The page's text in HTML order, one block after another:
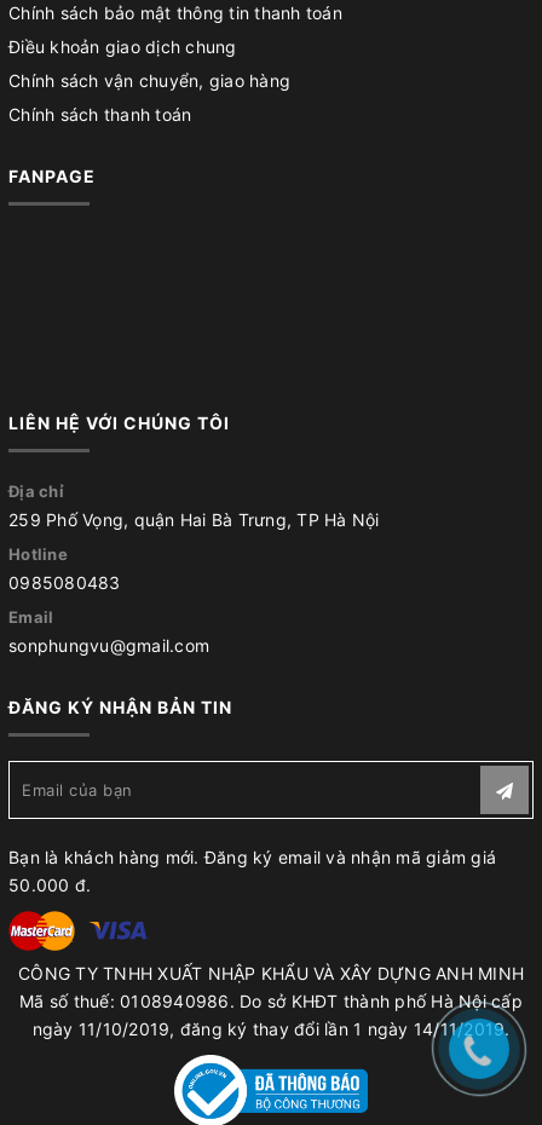
Chính sách bảo mật thông tin thanh toán
Điều khoản giao dịch chung
Chính sách vận chuyển, giao hàng
Chính sách thanh toán
FANPAGE
LIÊN HỆ VỚI CHÚNG TÔI
Địa chỉ
259 Phố Vọng, quận Hai Bà Trưng, TP Hà Nội
Hotline
0985080483
Email
sonphungvu@gmail.com
ĐĂNG KÝ NHẬN BẢN TIN
Bạn là khách hàng mới. Đăng ký email và nhận mã giảm giá
50.000 đ.
CÔNG TY TNHH XUẤT NHẬP KHẨU VÀ XÂY DỰNG ANH MINH
Mã số thuế: 0108940986. Do sở KHĐT thành phố Hà Nội cấp
ngày 11/10/2019, đăng ký thay đổi lần 1 ngày 14/11/2019.